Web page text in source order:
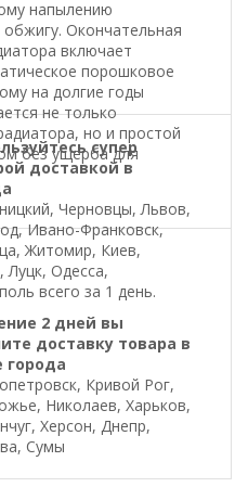
напылению
обжигу. Окончательная
включает
порошковое
на долгие годы
не только
но и простой
без ущерба для
супер
доставкой в
Черновцы, Львов,
Ивано-Франковск,
Житомир, Киев,
Луцк, Одесса,
всего за 1 день.
2 дней вы
доставку товара в
города
Кривой Рог,
Николаев, Харьков,
Херсон, Днепр,
Сумы